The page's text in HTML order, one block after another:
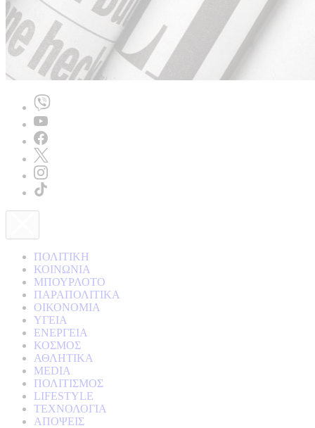
ΠΟΛΙΤΙΚΗ
ΚΟΙΝΩΝΙΑ
ΜΠΟΥΡΛΟΤΟ
ΠΑΡΑΠΟΛΙΤΙΚΑ
ΟΙΚΟΝΟΜΙΑ
ΥΓΕΙΑ
ΕΝΕΡΓΕΙΑ
ΚΟΣΜΟΣ
ΑΘΛΗΤΙΚΑ
MEDIA
ΠΟΛΙΤΙΣΜΟΣ
LIFESTYLE
ΤΕΧΝΟΛΟΓΙΑ
ΑΠΟΨΕΙΣ